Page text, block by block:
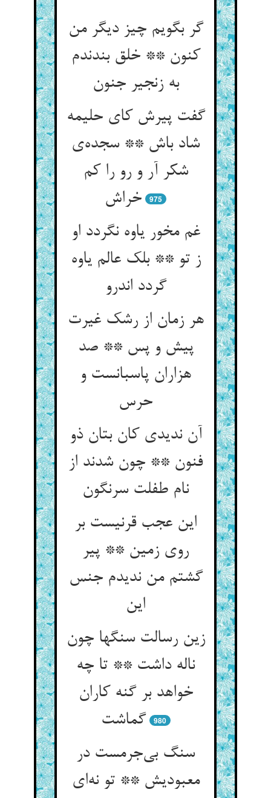
گر بگویم چیز دیگر من
کنون ** خلق بندندم
به زنجیر جنون
گفت پیرش کای حلیمه
شاد باش ** سجده‌ی
شکر آر و رو را کم
خراش
975
غم مخور یاوه نگردد او
ز تو ** بلک عالم یاوه
گردد اندرو
هر زمان از رشک غیرت
پیش و پس ** صد
هزاران پاسبانست و
حرس
آن ندیدی کان بتان ذو
فنون ** چون شدند از
نام طفلت سرنگون
این عجب قرنیست بر
روی زمین ** پیر
گشتم من ندیدم جنس
این
زین رسالت سنگها چون
ناله داشت ** تا چه
خواهد بر گنه کاران
گماشت
980
سنگ بی‌جرمست در
معبودیش ** تو نه‌ای